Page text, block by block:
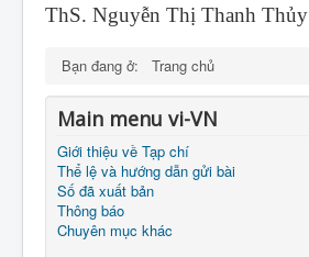
ThS. Nguyễn Thị Thanh Thủy
Bạn đang ở: Trang chủ
Main menu vi-VN
Giới thiệu về Tạp chí
Thể lệ và hướng dẫn gửi bài
Số đã xuất bản
Thông báo
Chuyên mục khác